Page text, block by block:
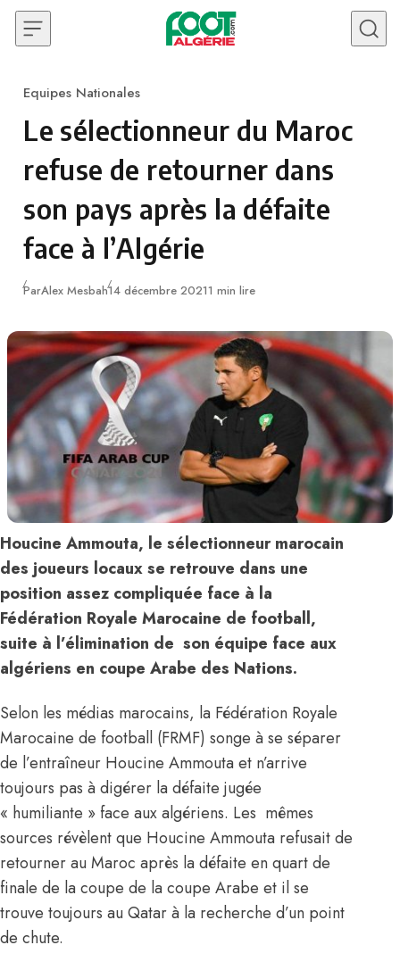
Skip to content
Category
Equipes Nationales
Le sélectionneur du Maroc
refuse de retourner dans
son pays après la défaite
face à l’Algérie
ParAlex MesbahPublié
14 décembre 20211 min lire
Houcine Ammouta, le sélectionneur marocain
des joueurs locaux se retrouve dans une
position assez compliquée face à la
Fédération Royale Marocaine de football,
suite à l’élimination de son équipe face aux
algériens en coupe Arabe des Nations.
Selon les médias marocains, la Fédération Royale
Marocaine de football (FRMF) songe à se séparer
de l’entraîneur Houcine Ammouta et n’arrive
toujours pas à digérer la défaite jugée
« humiliante » face aux algériens. Les mêmes
sources révèlent que Houcine Ammouta refusait de
retourner au Maroc après la défaite en quart de
finale de la coupe de la coupe Arabe et il se
trouve toujours au Qatar à la recherche d’un point
de chute.